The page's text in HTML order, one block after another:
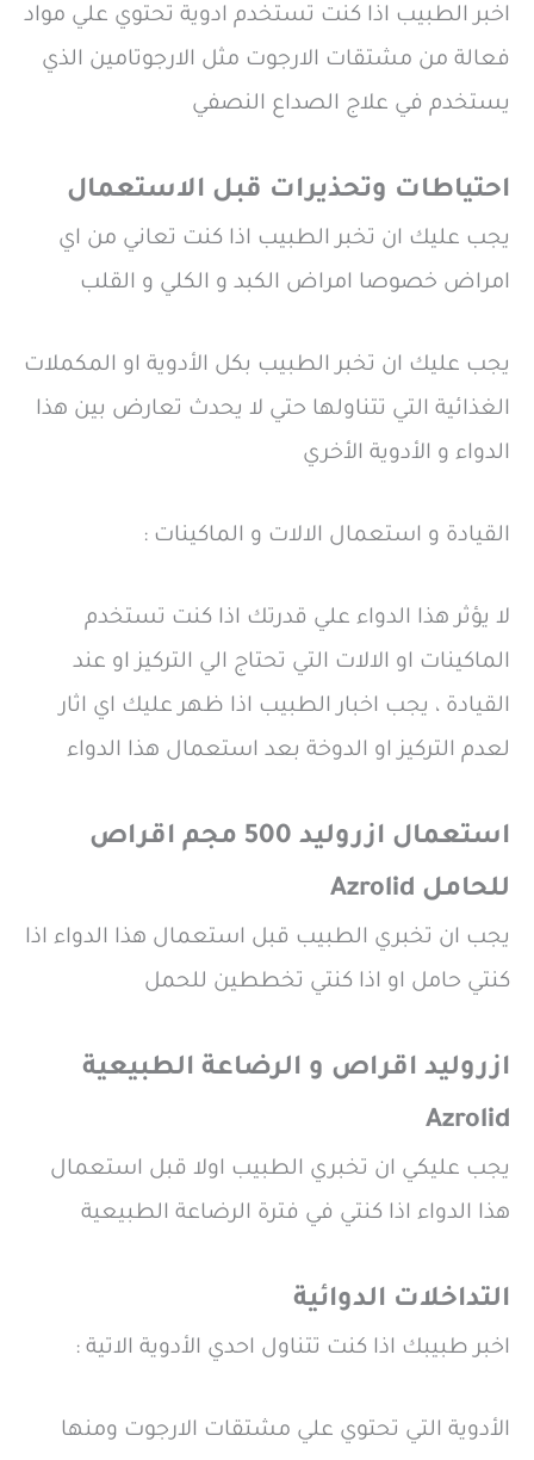
اخبر الطبيب اذا كنت تستخدم ادوية تحتوي علي مواد
فعالة من مشتقات الارجوت مثل الارجوتامين الذي
يستخدم في علاج الصداع النصفي
احتياطات وتحذيرات قبل الاستعمال
يجب عليك ان تخبر الطبيب اذا كنت تعاني من اي
امراض خصوصا امراض الكبد و الكلي و القلب
يجب عليك ان تخبر الطبيب بكل الأدوية او المكملات
الغذائية التي تتناولها حتي لا يحدث تعارض بين هذا
الدواء و الأدوية الأخري
القيادة و استعمال الالات و الماكينات :
لا يؤثر هذا الدواء علي قدرتك اذا كنت تستخدم
الماكينات او الالات التي تحتاج الي التركيز او عند
القيادة ، يجب اخبار الطبيب اذا ظهر عليك اي اثار
لعدم التركيز او الدوخة بعد استعمال هذا الدواء
استعمال ازروليد 500 مجم اقراص
للحامل Azrolid
يجب ان تخبري الطبيب قبل استعمال هذا الدواء اذا
كنتي حامل او اذا كنتي تخططين للحمل
ازروليد اقراص و الرضاعة الطبيعية
Azrolid
يجب عليكي ان تخبري الطبيب اولا قبل استعمال
هذا الدواء اذا كنتي في فترة الرضاعة الطبيعية
التداخلات الدوائية
اخبر طبيبك اذا كنت تتناول احدي الأدوية الاتية :
الأدوية التي تحتوي علي مشتقات الارجوت ومنها